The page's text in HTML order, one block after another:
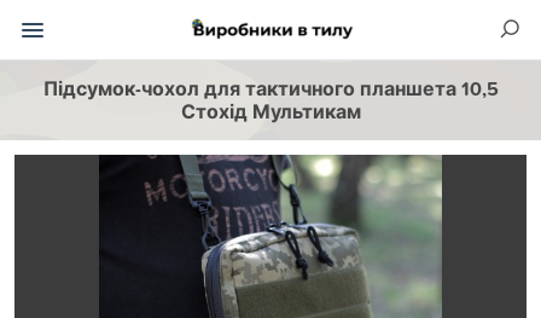
Підсумок-чохол для тактичного планшета 10,5
Стохід Мультикам